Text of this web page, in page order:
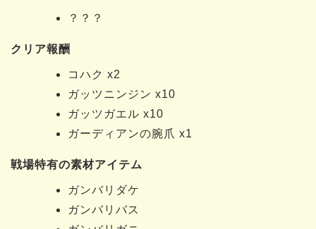
？？？
クリア報酬
コハク x2
ガッツニンジン x10
ガッツガエル x10
ガーディアンの腕爪 x1
戦場特有の素材アイテム
ガンバリダケ
ガンバリバス